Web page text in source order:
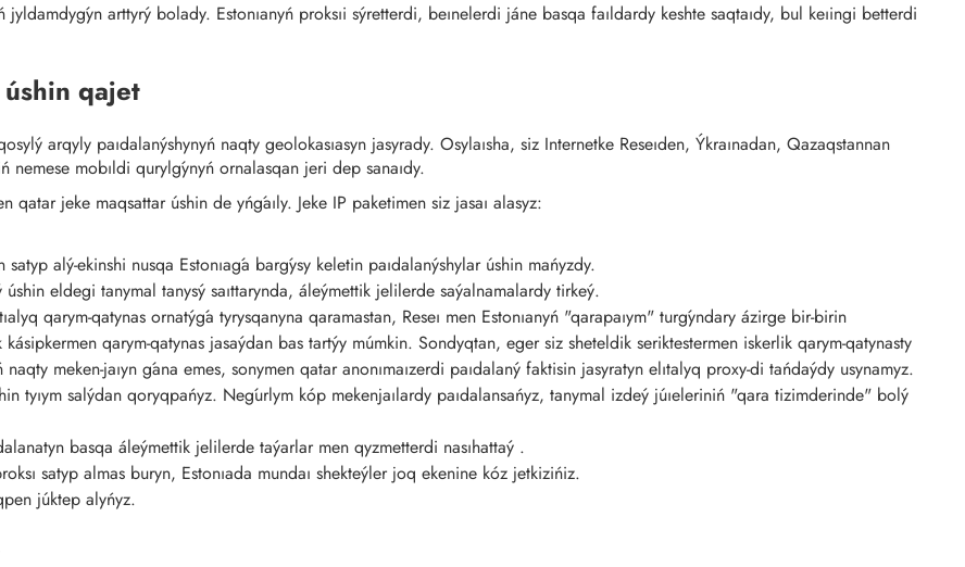
jyldamdyǵyn arttyrý bolady. Estonıanyń proksıi sýretterdi, beınelerdi jáne basqa faıldardy keshte saqtaıdy, bul keıingi betterdi
úshin qajet
arqyly paıdalanýshynyń naqty geolokasıasyn jasyrady. Osylaısha, siz Internetke Reseıden, Ýkraınadan, Qazaqstannan
nemese mobıldi qurylǵynyń ornalasqan jeri dep sanaıdy.
qatar jeke maqsattar úshin de yńǵaıly. Jeke IP paketimen siz jasaı alasyz:
alý-ekinshi nusqa Estonıaǵa barǵysy keletin paıdalanýshylar úshin mańyzdy.
eldegi tanymal tanysý saıttarynda, áleýmettik jelilerde saýalnamalardy tirkeý.
qarym-qatynas ornatýǵa tyrysqanyna qaramastan, Reseı men Estonıanyń "qarapaıym" turǵyndary ázirge bir-birin
qarym-qatynas jasaýdan bas tartýy múmkin. Sondyqtan, eger siz sheteldik seriktestermen iskerlik qarym-qatynasty
meken-jaıyn ǵana emes, sonymen qatar anonımaızerdi paıdalaný faktisin jasyratyn elıtalyq proxy-di tańdaýdy usynamyz.
tyıym salýdan qoryqpańyz. Neǵurlym kóp mekenjaılardy paıdalansańyz, tanymal izdeý júıeleriniń "qara tizimderinde" bolý
basqa áleýmettik jelilerde taýarlar men qyzmetterdi nasıhattaý .
satyp almas buryn, Estonıada mundaı shekteýler joq ekenine kóz jetkizińiz.
júktep alyńyz.